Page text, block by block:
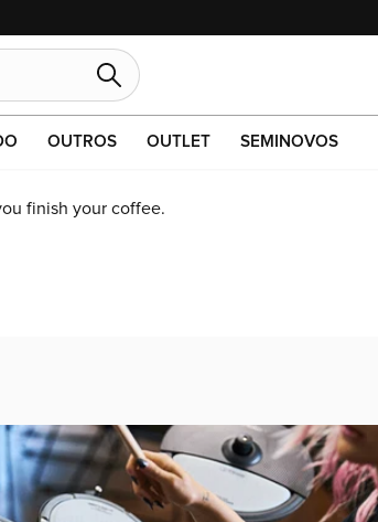
no pix ou boleto.
OUTROS OUTLET SEMINOVOS
finish your coffee.